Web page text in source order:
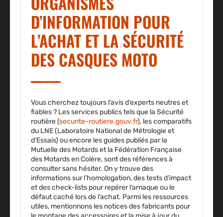
D’INFORMATION POUR
L’ACHAT ET LA SÉCURITÉ
DES CASQUES MOTO
Vous cherchez toujours l’avis d’experts neutres et
fiables ? Les services publics tels que la Sécurité
routière (securite-routiere.gouv.fr), les comparatifs
du LNE (Laboratoire National de Métrologie et
d’Essais) ou encore les guides publiés par la
Mutuelle des Motards et la Fédération Française
des Motards en Colère, sont des références à
consulter sans hésiter. On y trouve des
informations sur l’homologation, des tests d’impact
et des check-lists pour repérer l’arnaque ou le
défaut caché lors de l’achat. Parmi les ressources
utiles, mentionnons les notices des fabricants pour